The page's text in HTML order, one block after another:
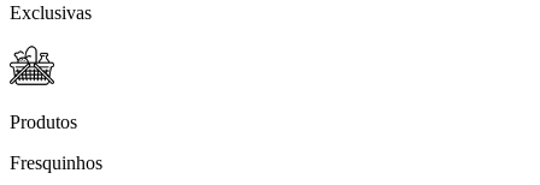
Exclusivas
Produtos
Fresquinhos